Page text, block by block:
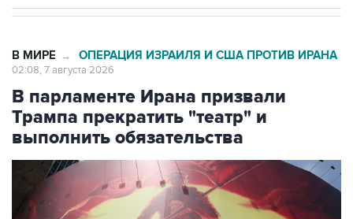
В МИРЕ → ОПЕРАЦИЯ ИЗРАИЛЯ И США ПРОТИВ ИРАНА
02:08, 7 августа 2026
В парламенте Ирана призвали
Трампа прекратить "театр" и
выполнить обязательства